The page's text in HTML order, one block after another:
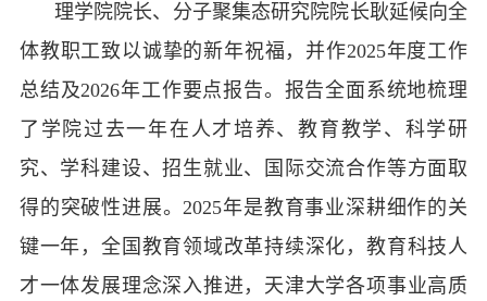
理学院院长、分子聚集态研究院院长耿延候向全
体教职工致以诚挚的新年祝福，并作2025年度工作
总结及2026年工作要点报告。报告全面系统地梳理
了学院过去一年在人才培养、教育教学、科学研
究、学科建设、招生就业、国际交流合作等方面取
得的突破性进展。2025年是教育事业深耕细作的关
键一年，全国教育领域改革持续深化，教育科技人
才一体发展理念深入推进，天津大学各项事业高质